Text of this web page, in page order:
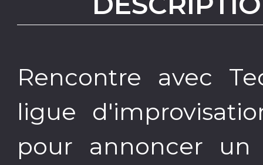
Rencontre avec
ligue
pour annoncer